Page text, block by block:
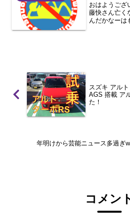
おはようござ
藤快さん亡く
んだかなーは
スズキ アル
AGS 搭載 ア
た！
年明けから芸能ニュース多過ぎw
コメン